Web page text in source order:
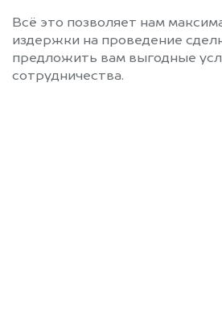
Всё это позволяет нам
издержки на проведение
предложить вам выгодные
сотрудничества.